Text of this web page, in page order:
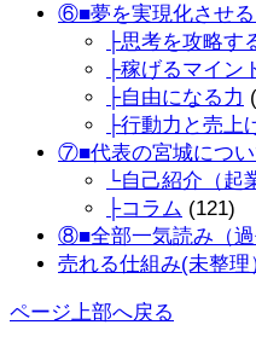
⑥■夢を実現化させる
├思考を攻略す
├稼げるマイン
├自由になる力
├行動力と売上
⑦■代表の宮城につい
└自己紹介（起
├コラム (121)
⑧■全部一気読み（過
売れる仕組み(未整理
ページ上部へ戻る